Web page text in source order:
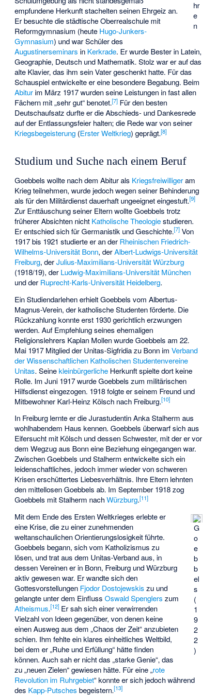
hr
e
n
empfundene Herkunft stachelten seinen Ehrgeiz an.
Er besuchte die städtische Oberrealschule mit
Reformgymnasium (heute Hugo-Junkers-
Gymnasium) und war Schüler des
Augustinerseminars in Kerkrade. Er wurde Bester in Latein,
Geographie, Deutsch und Mathematik. Stolz war er auf das
alte Klavier, das ihm sein Vater geschenkt hatte. Für das
Schauspiel entwickelte er eine besondere Begabung. Beim
Abitur im März 1917 wurden seine Leistungen in fast allen
Fächern mit „sehr gut“ benotet.[7] Für den besten
Deutschaufsatz durfte er die Abschieds- und Dankesrede
auf der Entlassungsfeier halten; die Rede war von seiner
Kriegsbegeisterung (Erster Weltkrieg) geprägt.[8]
Studium und Suche nach einem Beruf
Goebbels wollte nach dem Abitur als Kriegsfreiwilligeram
Krieg teilnehmen, wurde jedoch wegen seiner Behinderung
als für den Militärdienst dauerhaft ungeeignet eingestuft.[9]
Zur Enttäuschung seiner Eltern wollte Goebbels trotz
früherer Absichten nicht Katholische Theologiestudieren.
Er entschied sich für Germanistik und Geschichte.[7] Von
1917 bis 1921 studierte er an der Rheinischen Friedrich-
Wilhelms-Universität Bonn, derAlbert-Ludwigs-Universität
Freiburg, derJulius-Maximilians-Universität Würzburg
(1918/19), der Ludwig-Maximilians-Universität München
und der Ruprecht-Karls-Universität Heidelberg.
Ein Studiendarlehen erhielt Goebbels vom Albertus-
Magnus-Verein, der katholische Studenten förderte. Die
Rückzahlung konnte erst 1930 gerichtlich erzwungen
werden. Auf Empfehlung seines ehemaligen
Religionslehrers Kaplan Mollen wurde Goebbels am 22.
Mai 1917 Mitglied der Unitas-Sigfridia zu Bonn imVerband
der Wissenschaftlichen Katholischen Studentenvereine
Unitas. Seinekleinbürgerliche Herkunft spielte dort keine
Rolle. Im Juni 1917 wurde Goebbels zum militärischen
Hilfsdienst eingezogen. 1918 folgte er seinem Freund und
Mitbewohner Karl-Heinz Kölsch nach Freiburg.[10]
In Freiburg lernte er die Jurastudentin Anka Stalherm aus
wohlhabendem Haus kennen. Goebbels überwarf sich aus
Eifersucht mit Kölsch und dessen Schwester, mit der er vor
dem Wegzug aus Bonn eine Beziehung eingegangen war.
Zwischen Goebbels und Stalherm entwickelte sich ein
leidenschaftliches, jedoch immer wieder von schweren
Krisen erschüttertes Liebesverhältnis. Ihre Eltern lehnten
den mittellosen Goebbels ab. Im September 1918 zog
Goebbels mit Stalherm nachWürzburg.[11]
G
o
e
b
b
el
s
(
1
9
2
2
)
Mit dem Ende des Ersten Weltkrieges erlebte er
eine Krise, die zu einer zunehmenden
weltanschaulichen Orientierungslosigkeit führte.
Goebbels begann, sich vom Katholizismus zu
lösen, und trat aus dem Unitas-Verband aus, in
dessen Vereinen er in Bonn, Freiburg und Würzburg
aktiv gewesen war. Er wandte sich den
Gottesvorstellungen Fjodor Dostojewskis zu und
gelangte unter dem EinflussOswald Spenglers zum
Atheismus.[12] Er sah sich einer verwirrenden
Vielzahl von Ideen gegenüber, von denen keine
einen Ausweg aus dem „Chaos der Zeit“ anzubieten
schien. Ihm fehlte ein klares einheitliches Weltbild,
bei dem er „Ruhe und Erfüllung“ hätte finden
können. Auch sah er nicht das „starke Genie“, das
zu „neuen Zielen“ gewiesen hätte. Für eine „rote
Revolution im Ruhrgebiet“ konnte er sich jedoch während
des Kapp-Putsches begeistern.[13]